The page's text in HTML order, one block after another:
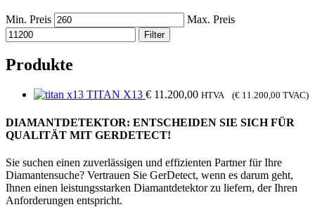
Min. Preis Max. Preis
Filter
Produkte
TITAN X13 € 11.200,00 HTVA (€ 11.200,00 TVAC)
DIAMANTDETEKTOR: ENTSCHEIDEN SIE SICH FÜR
QUALITÄT MIT GERDETECT!
Sie suchen einen zuverlässigen und effizienten Partner für Ihre
Diamantensuche? Vertrauen Sie GerDetect, wenn es darum geht,
Ihnen einen leistungsstarken Diamantdetektor zu liefern, der Ihren
Anforderungen entspricht.